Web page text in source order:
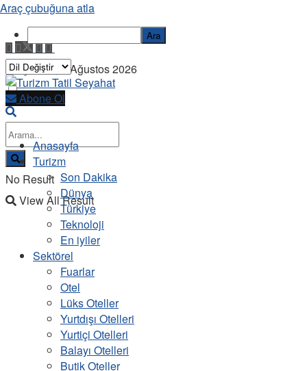
Perşembe, 6 Ağustos 2026
No Result
View All Result
Abone Ol
Anasayfa
Turizm
Son Dakika
Dünya
Türkiye
Teknoloji
En iyiler
Sektörel
Fuarlar
Otel
Lüks Oteller
Yurtdışı Otelleri
Yurtiçi Otelleri
Balayı Otelleri
Butik Oteller
Araç çubuğuna atla
Ara